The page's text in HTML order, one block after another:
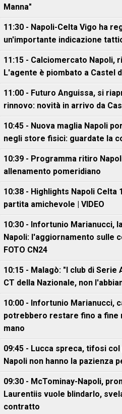
Manna"
11:30 - Napoli-Celta Vigo ha
un'importante indicazione
11:15 - Calciomercato Napoli,
L'agente è piombato a Castel
11:00 - Futuro Anguissa, si
rinnovo: novità in arrivo da
10:45 - Nuova maglia Napoli
negli store fisici: guardate la
10:39 - Programma ritiro
allenamento pomeridiano
10:38 - Highlights Napoli Celta
partita amichevole | VIDEO
10:30 - Infortunio Marianucci,
Napoli: l'aggiornamento sulle
FOTO CN24
10:15 - Malagò: "I club di
CT della Nazionale, non
10:00 - Infortunio Marianucci,
potrebbero restare fino a fine
mano
09:45 - Lucca spreca, tifosi
Napoli non hanno la pazienza
09:30 - McTominay-Napoli,
Laurentiis vuole blindarlo,
contratto